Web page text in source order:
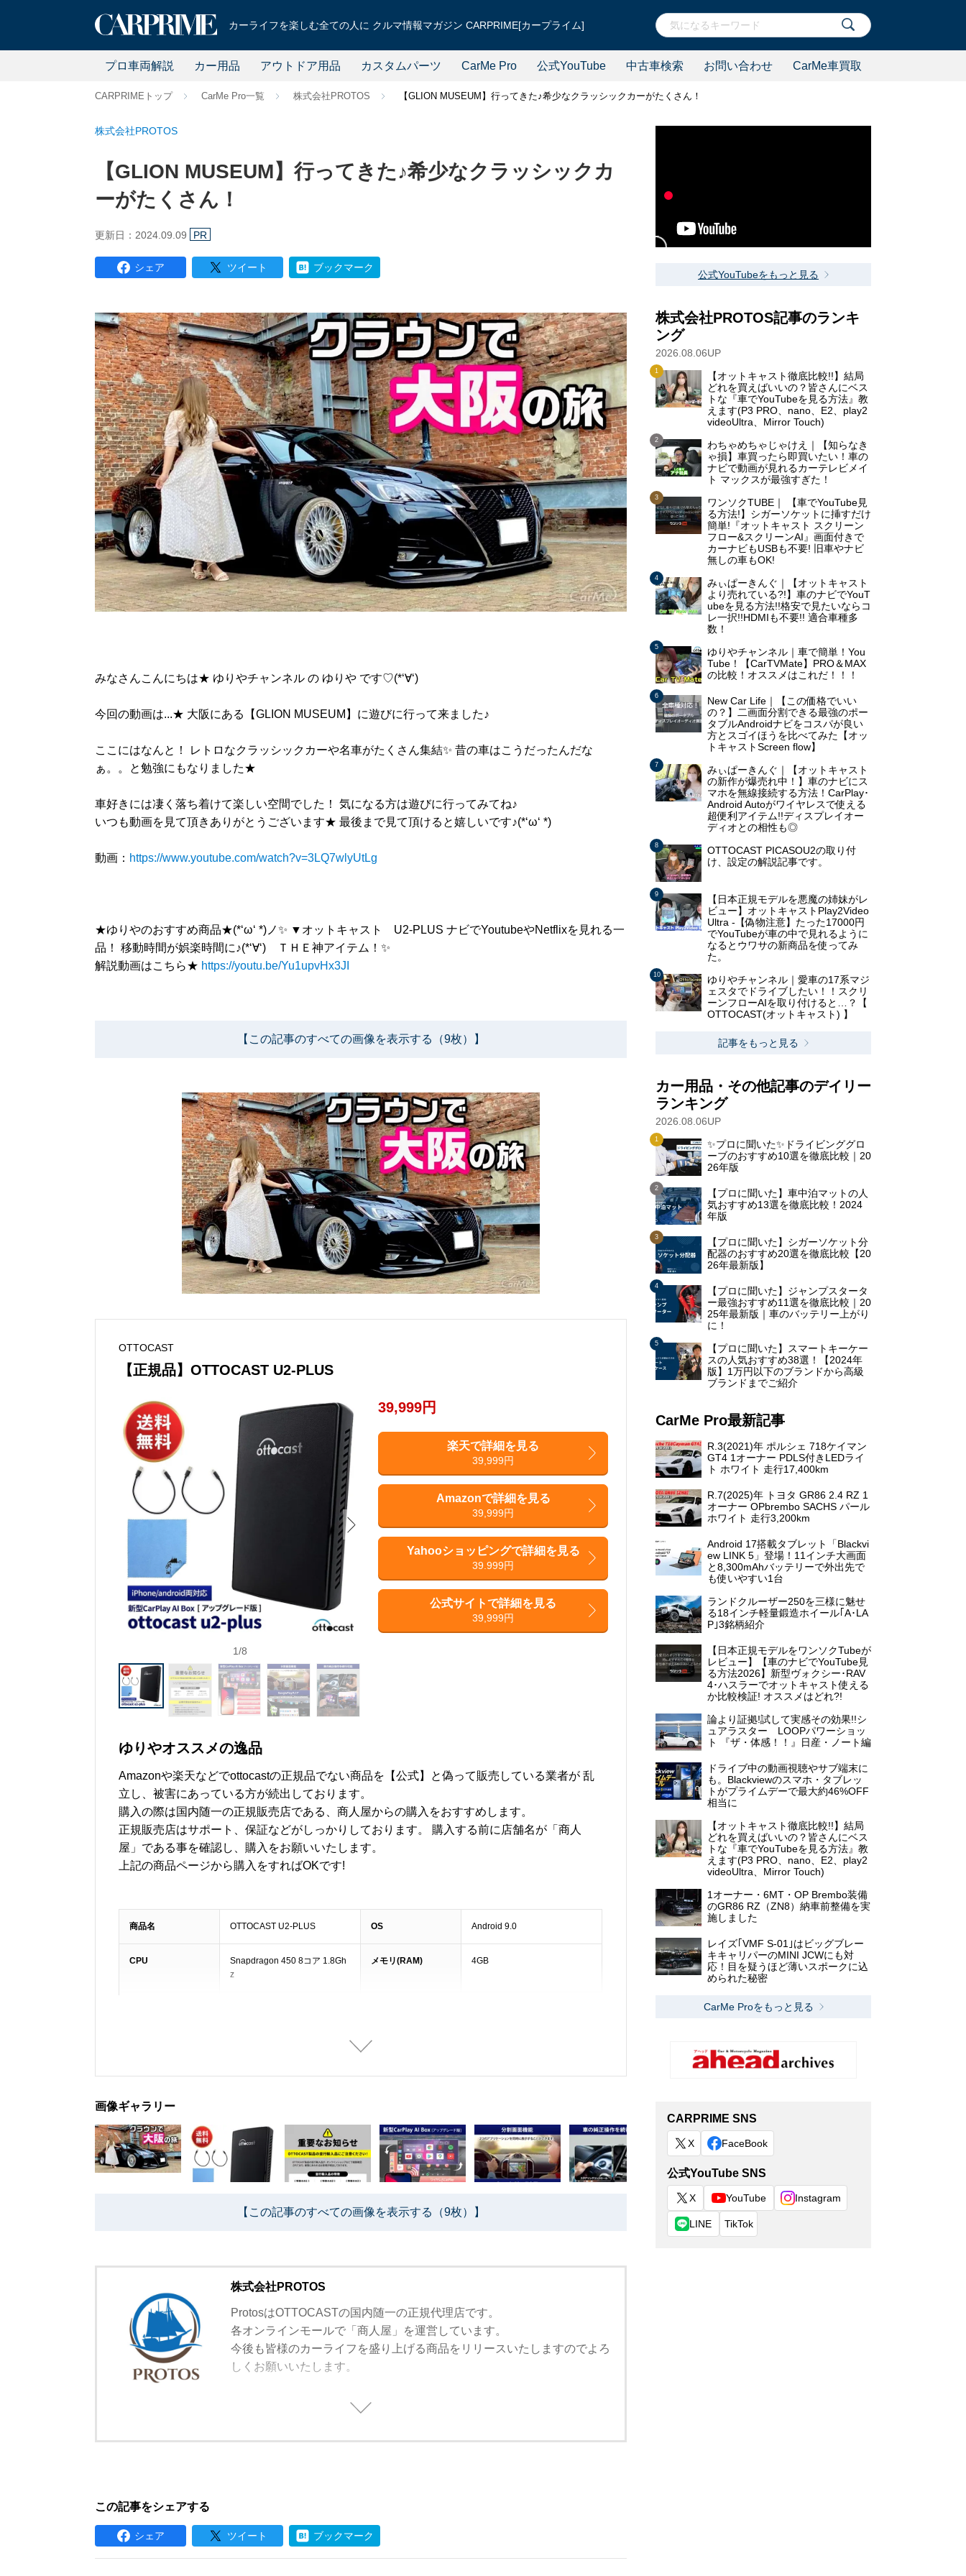
カーライフを楽しむ全ての人に クルマ情報マガジン CARPRIME[カープライム]
プロ車両解説 カー用品 アウトドア用品 カスタムパーツ CarMe Pro 公式YouTube 中古車検索 お問い合わせ CarMe車買取
CARPRIMEトップ CarMe Pro一覧 株式会社PROTOS 【GLION MUSEUM】行ってきた♪希少なクラッシックカーがたくさん！
株式会社PROTOS
【GLION MUSEUM】行ってきた♪希少なクラッシックカ
ーがたくさん！
更新日：2024.09.09 PR
シェア ツイート ブックマーク
みなさんこんにちは★ ゆりやチャンネル の ゆりや です♡(*‘∀‘)
今回の動画は...★ 大阪にある【GLION MUSEUM】に遊びに行って来ました♪
ここにはなんと！ レトロなクラッシックカーや名車がたくさん集結✨ 昔の車はこうだったんだな
ぁ。。と勉強にもなりました★
車好きには凄く落ち着けて楽しい空間でした！ 気になる方は遊びに行ってみてね♪
いつも動画を見て頂きありがとうございます★ 最後まで見て頂けると嬉しいです♪(*‘ω‘ *)
動画： https://www.youtube.com/watch?v=3LQ7wlyUtLg
★ゆりやのおすすめ商品★(*‘ω‘ *)ノ✨ ▼オットキャスト U2-PLUS ナビでYoutubeやNetflixを見れる一
品！ 移動時間が娯楽時間に♪(*‘∀‘) ＴＨＥ神アイテム！✨
解説動画はこちら★ https://youtu.be/Yu1upvHx3JI
【この記事のすべての画像を表示する（9枚）】
OTTOCAST
【正規品】OTTOCAST U2-PLUS
1/8
39,999円
楽天で詳細を見る
39,999円
Amazonで詳細を見る
39,999円
Yahooショッピングで詳細を見る
39.999円
公式サイトで詳細を見る
39,999円
ゆりやオススメの逸品
Amazonや楽天などでottocastの正規品でない商品を【公式】と偽って販売している業者が 乱
立し、被害にあっている方が続出しております。
購入の際は国内随一の正規販売店である、商人屋からの購入をおすすめします。
正規販売店はサポート、保証などがしっかりしております。 購入する前に店舗名が「商人
屋」である事を確認し、購入をお願いいたします。
上記の商品ページから購入をすればOKです!
商品名 OTTOCAST U2-PLUS OS Android 9.0
CPU
Snapdragon 450 8コア 1.8Gh
z
メモリ(RAM) 4GB
画像ギャラリー
【この記事のすべての画像を表示する（9枚）】
株式会社PROTOS
ProtosはOTTOCASTの国内随一の正規代理店です。
各オンラインモールで「商人屋」を運営しています。
今後も皆様のカーライフを盛り上げる商品をリリースいたしますのでよろ
しくお願いいたします。
この記事をシェアする
シェア ツイート ブックマーク
公式YouTubeをもっと見る
株式会社PROTOS記事のランキ
ング
2026.08.06UP
【オットキャスト徹底比較!!】結局
どれを買えばいいの？皆さんにベス
トな『車でYouTubeを見る方法』教
えます(P3 PRO、nano、E2、play2
videoUltra、Mirror Touch)
わちゃめちゃじゃけえ｜【知らなき
ゃ損】車買ったら即買いたい！車の
ナビで動画が見れるカーテレビメイ
ト マックスが最強すぎた！
ワンソクTUBE｜ 【車でYouTube見
る方法!】シガーソケットに挿すだけ
簡単!『オットキャスト スクリーン
フロー&スクリーンAI』画面付きで
カーナビもUSBも不要! 旧車やナビ
無しの車もOK!
みぃぱーきんぐ｜【オットキャスト
より売れている?!】車のナビでYouT
ubeを見る方法!!格安で見たいならコ
レ一択!!HDMIも不要!! 適合車種多
数！
ゆりやチャンネル｜車で簡単！You
Tube！【CarTVMate】PRO＆MAX
の比較！オススメはこれだ！！！
New Car Life｜【この価格でいい
の？】二画面分割できる最強のポー
タブルAndroidナビをコスパが良い
方とスゴイほうを比べてみた【オッ
トキャストScreen flow】
みぃぱーきんぐ｜【オットキャスト
の新作が爆売れ中！】車のナビにス
マホを無線接続する方法！CarPlay･
Android Autoがワイヤレスで使える
超便利アイテム!!ディスプレイオー
ディオとの相性も◎
OTTOCAST PICASOU2の取り付
け、設定の解説記事です。
【日本正規モデルを悪魔の姉妹がレ
ビュー】オットキャストPlay2Video
Ultra -【偽物注意】たった17000円
でYouTubeが車の中で見れるように
なるとウワサの新商品を使ってみ
た。
ゆりやチャンネル｜愛車の17系マジ
ェスタでドライブしたい！！スクリ
ーンフローAIを取り付けると…？【
OTTOCAST(オットキャスト) 】
記事をもっと見る
カー用品・その他記事のデイリー
ランキング
2026.08.06UP
✨プロに聞いた✨ドライビンググロ
ーブのおすすめ10選を徹底比較｜20
26年版
【プロに聞いた】車中泊マットの人
気おすすめ13選を徹底比較！2024
年版
【プロに聞いた】シガーソケット分
配器のおすすめ20選を徹底比較【20
26年最新版】
【プロに聞いた】ジャンプスタータ
ー最強おすすめ11選を徹底比較｜20
25年最新版｜車のバッテリー上がり
に！
【プロに聞いた】スマートキーケー
スの人気おすすめ38選！【2024年
版】1万円以下のブランドから高級
ブランドまでご紹介
CarMe Pro最新記事
R.3(2021)年 ポルシェ 718ケイマン
GT4 1オーナー PDLS付きLEDライ
ト ホワイト 走行17,400km
R.7(2025)年 トヨタ GR86 2.4 RZ 1
オーナー OPbrembo SACHS パール
ホワイト 走行3,200km
Android 17搭載タブレット「Blackvi
ew LINK 5」登場！11インチ大画面
と8,300mAhバッテリーで外出先で
も使いやすい1台
ランドクルーザー250を三様に魅せ
る18インチ軽量鍛造ホイール｢A･LA
P｣3銘柄紹介
【日本正規モデルをワンソクTubeが
レビュー】【車のナビでYouTube見
る方法2026】新型ヴォクシー･RAV
4･ハスラーでオットキャスト使える
か比較検証! オススメはどれ?!
論より証拠!試して実感その効果!!シ
ュアラスター LOOPパワーショッ
ト 『ザ・体感！！』日産・ノート編
ドライブ中の動画視聴やサブ端末に
も。Blackviewのスマホ・タブレッ
トがプライムデーで最大約46%OFF
相当に
【オットキャスト徹底比較!!】結局
どれを買えばいいの？皆さんにベス
トな『車でYouTubeを見る方法』教
えます(P3 PRO、nano、E2、play2
videoUltra、Mirror Touch)
1オーナー・6MT・OP Brembo装備
のGR86 RZ（ZN8）納車前整備を実
施しました
レイズ｢VMF S-01｣はビッグブレー
キキャリパーのMINI JCWにも対
応！目を疑うほど薄いスポークに込
められた秘密
CarMe Proをもっと見る
CARPRIME SNS
X FaceBook
公式YouTube SNS
X YouTube Instagram
LINE TikTok